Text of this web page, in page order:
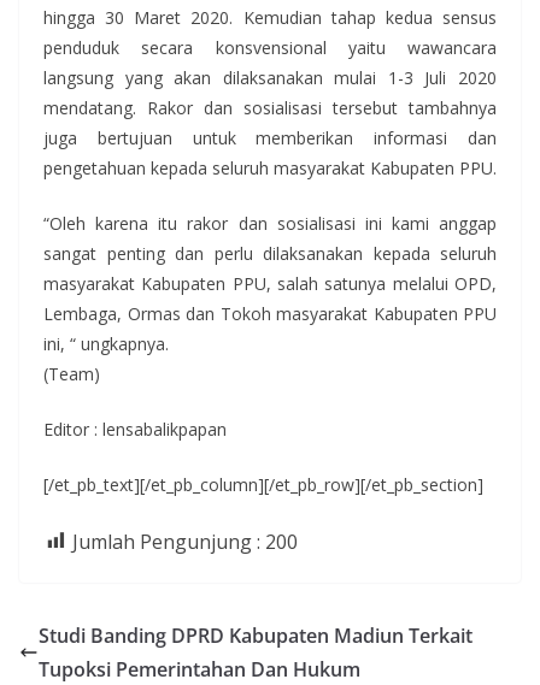
hingga 30 Maret 2020. Kemudian tahap kedua sensus
penduduk secara konsvensional yaitu wawancara
langsung yang akan dilaksanakan mulai 1-3 Juli 2020
mendatang. Rakor dan sosialisasi tersebut tambahnya
juga bertujuan untuk memberikan informasi dan
pengetahuan kepada seluruh masyarakat Kabupaten PPU.
“Oleh karena itu rakor dan sosialisasi ini kami anggap
sangat penting dan perlu dilaksanakan kepada seluruh
masyarakat Kabupaten PPU, salah satunya melalui OPD,
Lembaga, Ormas dan Tokoh masyarakat Kabupaten PPU
ini, “ ungkapnya.
(Team)
Editor : lensabalikpapan
[/et_pb_text][/et_pb_column][/et_pb_row][/et_pb_section]
Jumlah Pengunjung : 200
Studi Banding DPRD Kabupaten Madiun Terkait
Tupoksi Pemerintahan Dan Hukum